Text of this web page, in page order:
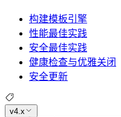
构建模板引擎
性能最佳实践
安全最佳实践
健康检查与优雅关闭
安全更新
v4.x